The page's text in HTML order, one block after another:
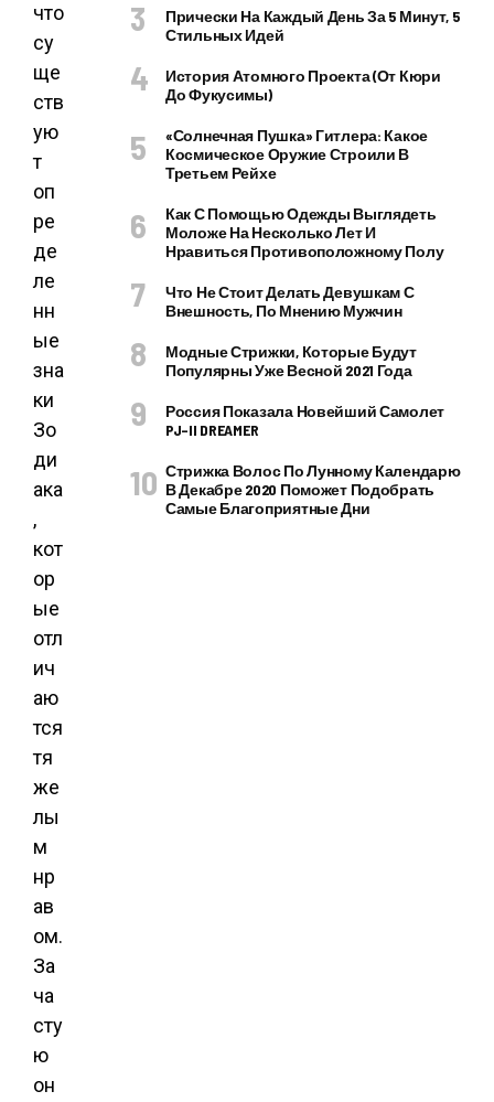
что
су
ще
ств
ую
т
оп
ре
де
ле
нн
ые
зна
ки
Зо
ди
ака
,
кот
ор
ые
отл
ич
аю
тся
тя
же
лы
м
нр
ав
ом.
За
ча
сту
ю
он
Прически На Каждый День За 5 Минут, 5
Стильных Идей
История Атомного Проекта (от Кюри
До Фукусимы)
«Солнечная Пушка» Гитлера: Какое
Космическое Оружие Строили В
Третьем Рейхе
Как С Помощью Одежды Выглядеть
Моложе На Несколько Лет И
Нравиться Противоположному Полу
Что Не Стоит Делать Девушкам С
Внешность, По Мнению Мужчин
Модные Стрижки, Которые Будут
Популярны Уже Весной 2021 Года
Россия Показала Новейший Самолет
PJ–II DREAMER
Стрижка Волос По Лунному Календарю
В Декабре 2020 Поможет Подобрать
Самые Благоприятные Дни